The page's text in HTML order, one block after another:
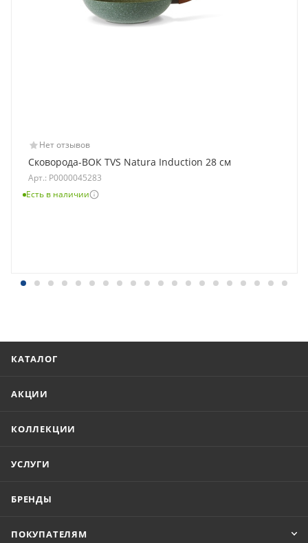
Нет отзывов
Сковорода-ВОК TVS Natura Induction 28 см
Арт.: Р0000045283
Есть в наличии
КАТАЛОГ
АКЦИИ
КОЛЛЕКЦИИ
УСЛУГИ
БРЕНДЫ
ПОКУПАТЕЛЯМ